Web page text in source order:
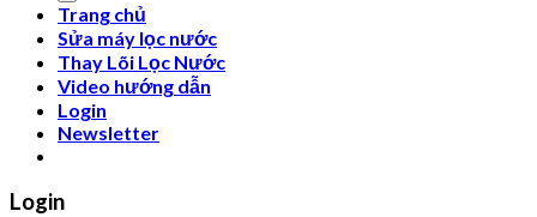
Trang chủ
Sửa máy lọc nước
Thay Lõi Lọc Nước
Video hướng dẫn
Login
Newsletter
Login